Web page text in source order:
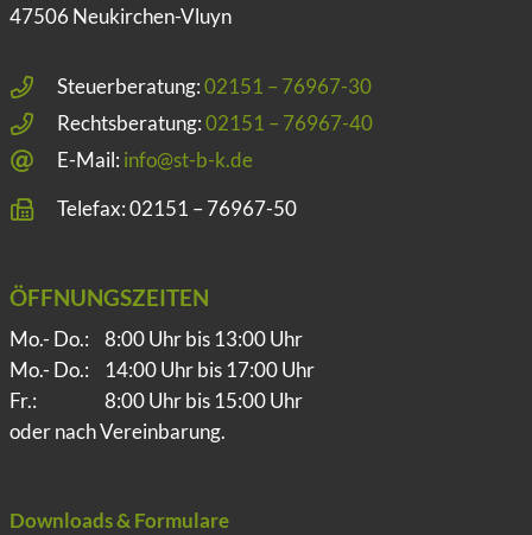
47506 Neukirchen-Vluyn
Steuerberatung:02151 – 76967-30
Rechtsberatung:02151 – 76967-40
E-Mail: info@st-b-k.de
Telefax: 02151 – 76967-50
ÖFFNUNGSZEITEN
Mo.- Do.:
8:00 Uhr bis 13:00 Uhr
Mo.- Do.:
14:00 Uhr bis 17:00 Uhr
Fr.:
8:00 Uhr bis 15:00 Uhr
oder nach Vereinbarung.
Downloads & Formulare